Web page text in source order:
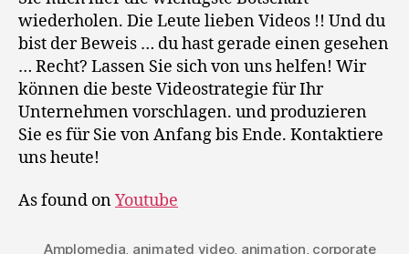
wiederholen. Die Leute lieben Videos !! Und du
bist der Beweis … du hast gerade einen gesehen
… Recht? Lassen Sie sich von uns helfen! Wir
können die beste Videostrategie für Ihr
Unternehmen vorschlagen. und produzieren
Sie es für Sie von Anfang bis Ende. Kontaktiere
uns heute!
As found onYoutube
Amplomedia, animated video, animation, corporate